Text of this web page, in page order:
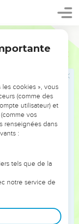
sa vigne et de son
de pain et de
et vous vivrez,
Ezéchias, car il
direction en
chacun son
? Où sont les
sont ceux qui ont
que l'Eternel puisse
pas un mot,
cookies », vous
(comme des
utilisateur) et
vos
renseignées dans
:
tels que de la
notre service de